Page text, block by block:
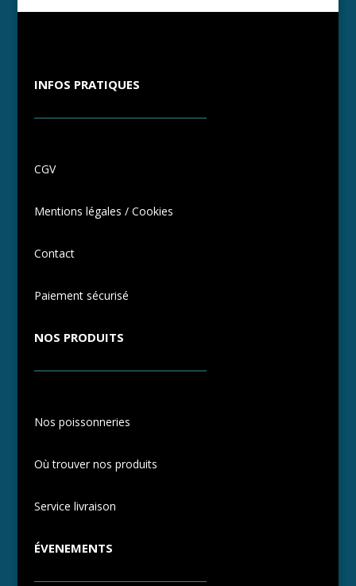
INFOS PRATIQUES
CGV
Mentions légales / Cookies
Contact
Paiement sécurisé
NOS PRODUITS
Nos poissonneries
Où trouver nos produits
Service livraison
ÉVENEMENTS